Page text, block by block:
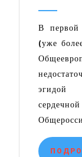
В первой
(уже
эгидой